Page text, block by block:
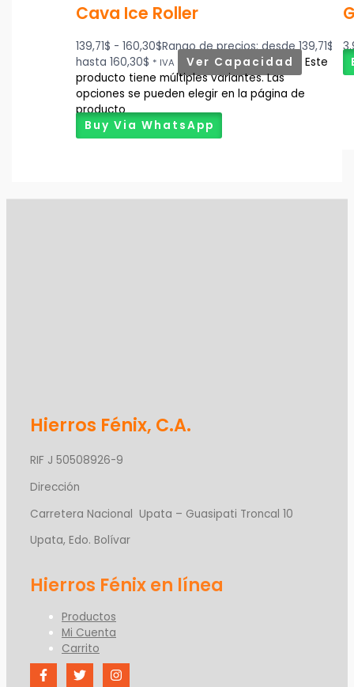
Cava Ice Roller
139,71$ - 160,30$Rango de precios: desde 139,71$
hasta 160,30$ * IVA Ver Capacidad
Este
producto tiene múltiples variantes. Las
opciones se pueden elegir en la página de
producto
Buy Via WhatsApp
Hierros Fénix, C.A.
RIF J 50508926-9
Dirección
Carretera Nacional Upata – Guasipati Troncal 10
Upata, Edo. Bolívar
Productos
Mi Cuenta
Carrito